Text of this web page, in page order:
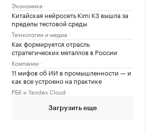
Экономика
Китайская нейросеть Kimi K3 вышла за
пределы тестовой среды
Технологии и медиа
Как формируется отрасль
стратегических металлов в России
Компании
11 мифов об ИИ в промышленности — и
как все устроено на практике
РБК и Yandex Cloud
Загрузить еще